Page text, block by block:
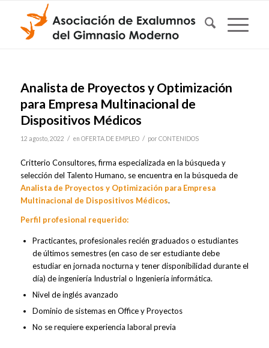
Analista de Proyectos y Optimización
para Empresa Multinacional de
Dispositivos Médicos
12 agosto, 2022 / en OFERTA DE EMPLEO / por CONTENIDOS
Critterio Consultores, firma especializada en la búsqueda y
selección del Talento Humano, se encuentra en la búsqueda de
Analista de Proyectos y Optimización para Empresa
Multinacional de Dispositivos Médicos.
Perfil profesional requerido:
Practicantes, profesionales recién graduados o estudiantes
de últimos semestres (en caso de ser estudiante debe
estudiar en jornada nocturna y tener disponibilidad durante el
día) de ingeniería Industrial o Ingeniería informática.
Nivel de inglés avanzado
Dominio de sistemas en Office y Proyectos
No se requiere experiencia laboral previa